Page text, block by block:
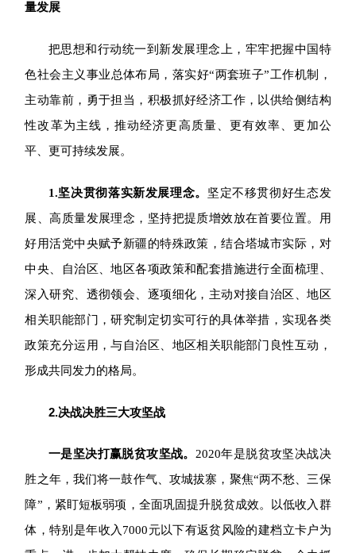
量发展
把思想和行动统一到新发展理念上，牢牢把握中国特
色社会主义事业总体布局，落实好“两套班子”工作机制，
主动靠前，勇于担当，积极抓好经济工作，以供给侧结构
性改革为主线，推动经济更高质量、更有效率、更加公
平、更可持续发展。
1.坚决贯彻落实新发展理念。 坚定不移贯彻好生态发
展、高质量发展理念，坚持把提质增效放在首要位置。用
好用活党中央赋予新疆的特殊政策，结合塔城市实际，对
中央、自治区、地区各项政策和配套措施进行全面梳理、
深入研究、透彻领会、逐项细化，主动对接自治区、地区
相关职能部门，研究制定切实可行的具体举措，实现各类
政策充分运用，与自治区、地区相关职能部门良性互动，
形成共同发力的格局。
2.决战决胜三大攻坚战
一是坚决打赢脱贫攻坚战。 2020年是脱贫攻坚决战决
胜之年，我们将一鼓作气、攻城拔寨，聚焦“两不愁、三保
障”，紧盯短板弱项，全面巩固提升脱贫成效。以低收入群
体，特别是年收入7000元以下有返贫风险的建档立卡户为